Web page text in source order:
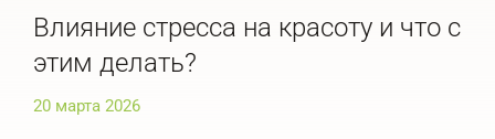
Влияние стресса на красоту и что с
этим делать?
20 марта 2026